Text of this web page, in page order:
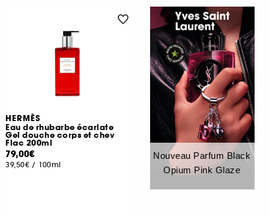
HERMÈS
Eau de rhubarbe écarlate
Gel douche corps et chev
Flac 200ml
79,00€
39,50€ / 100ml
Nouveau Parfum Black
Opium Pink Glaze